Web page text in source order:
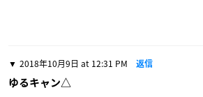
2018年10月9日 at 12:31 PM 返信
ゆるキャン△